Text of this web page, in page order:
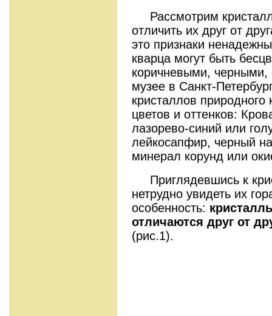
Рассмотрим
отличить их друг от
это признаки
кварца могут быть
коричневыми,
музее в Санкт-
кристаллов природного
цветов и оттенков:
лазорево-синий или
лейкосапфир, черный
минерал корунд или
Приглядевшись к
нетрудно увидеть их
особенность:
отличаются друг от
(рис.1).